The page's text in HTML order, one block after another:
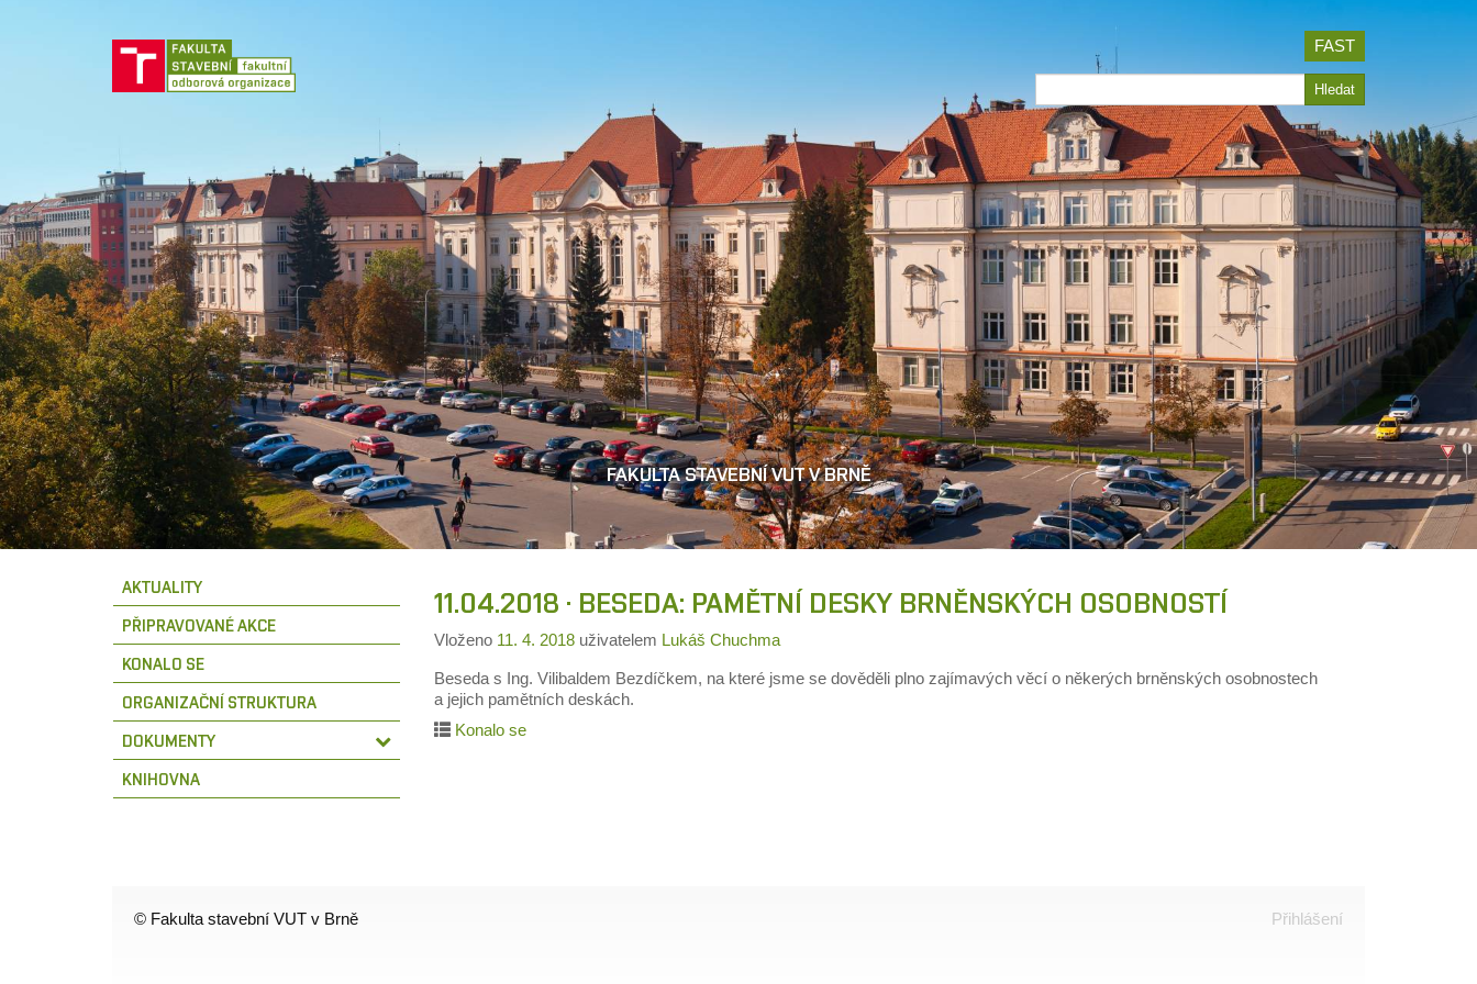
FAKULTA STAVEBNÍ VUT V BRNĚ
Jít
na
obsah
FAST
Hledat
AKTUALITY
PŘIPRAVOVANÉ AKCE
KONALO SE
ORGANIZAČNÍ STRUKTURA
DOKUMENTY
KNIHOVNA
11.04.2018 · BESEDA: PAMĚTNÍ DESKY BRNĚNSKÝCH OSOBNOSTÍ
Vloženo 11. 4. 2018 uživatelem Lukáš Chuchma
Beseda s Ing. Vilibaldem Bezdíčkem, na které jsme se dověděli plno zajímavých věcí o někerých brněnských osobnostech
a jejich pamětních deskách.
Konalo se
© Fakulta stavební VUT v Brně Přihlášení